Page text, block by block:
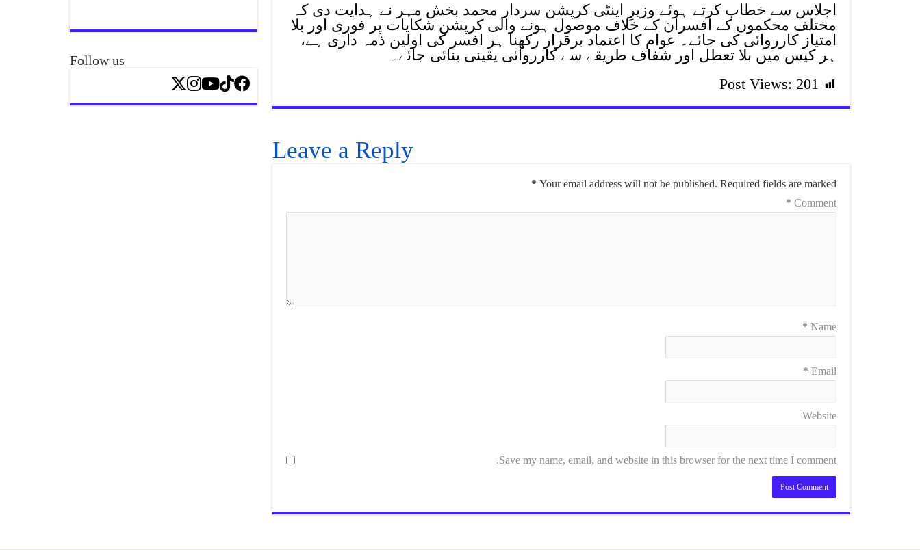
اجلاس سے خطاب کرتے ہوئے وزیرِ اینٹی کرپشن سردار محمد بخش مہر نے ہدایت دی کہ
مختلف محکموں کے افسران کے خلاف موصول ہونے والی کرپشن شکایات پر فوری اور بلا
امتیاز کارروائی کی جائے۔ عوام کا اعتماد برقرار رکھنا ہر افسر کی اولین ذمہ داری ہے،
ہر کیس میں بلا تعطل اور شفاف طریقے سے کارروائی یقینی بنائی جائے۔
Post Views: 201
Leave a Reply
Your email address will not be published. Required fields are marked
*
Comment
*
Name
*
Email
*
Website
Save my name, email, and website in this browser for the next time I comment.
Follow us